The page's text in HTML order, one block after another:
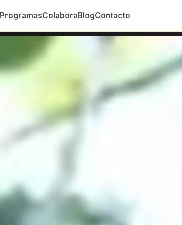
ProgramasColaboraBlogContacto